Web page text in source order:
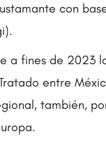
con
a fines de 2023
entre
también,